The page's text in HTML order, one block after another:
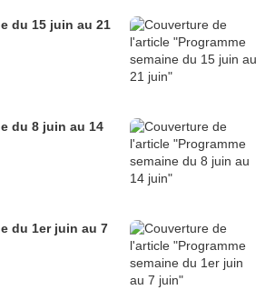
du 15 juin au 21
du 8 juin au 14
du 1er juin au 7